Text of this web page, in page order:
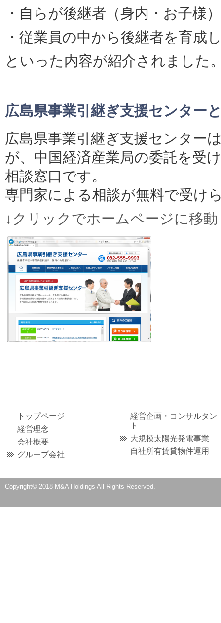
・自らが後継者（身内・お子様
・従業員の中から後継者を育成
といった内容が紹介されました
広島県事業引継ぎ支援センター
広島県事業引継ぎ支援センター
が、中国経済産業局の委託を受
相談窓口です。
専門家による相談が無料で受け
↓クリックでホームページに移
トップページ
経営理念
会社概要
グループ会社
経営企画・コンサルタン
ト
大規模太陽光発電事業
自社所有賃貸物件運用
Copyright© 2018 M&A Holdings All Rights Reserved.